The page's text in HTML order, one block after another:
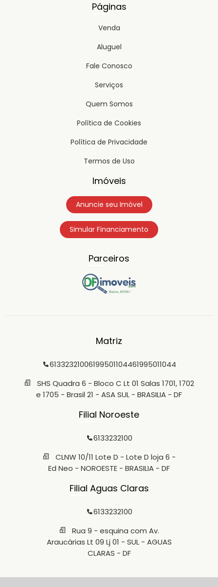
Páginas
Venda
Aluguel
Fale Conosco
Serviços
Quem Somos
Política de Cookies
Política de Privacidade
Termos de Uso
Imóveis
Anuncie seu Imóvel
Simular Financiamento
Parceiros
Matriz
61332321006199501104461995011044
SHS Quadra 6 - Bloco C Lt 01 Salas 1701, 1702
e 1705 - Brasil 21 - ASA SUL - BRASILIA - DF
Filial Noroeste
6133232100
CLNW 10/11 Lote D - Lote D loja 6 -
Ed Neo - NOROESTE - BRASILIA - DF
Filial Aguas Claras
6133232100
Rua 9 - esquina com Av.
Araucárias Lt 09 Lj 01 - SUL - AGUAS
CLARAS - DF